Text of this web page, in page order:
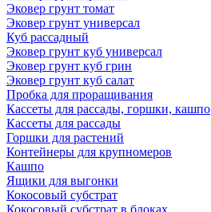
Эковер грунт томат
Эковер грунт универсал
Куб рассадный
Эковер грунт куб универсал
Эковер грунт куб грин
Эковер грунт куб салат
Пробка для проращивания
Кассеты для рассады, горшки, кашпо
Кассеты для рассады
Горшки для растений
Контейнеры для крупномеров
Кашпо
Ящики для выгонки
Кокосовый субстрат
Кокосовый субстрат в блоках